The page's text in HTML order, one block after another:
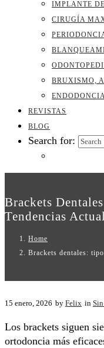
IMPLANTE
CIRUGÍA
BRUXISMO,
REVISTAS
BLOG
Search for:
Brackets
Tendencias
Home
Brackets dentales:
15 enero, 2026 by Felix in
Los brackets siguen
ortodoncia más